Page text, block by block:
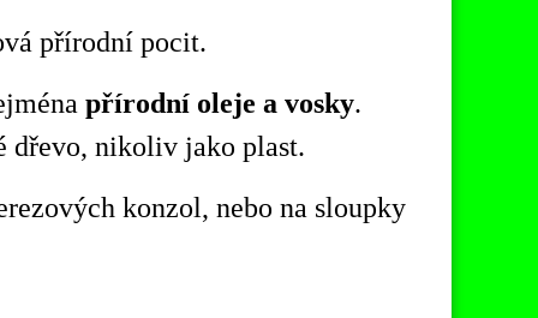
přírodní pocit.
přírodní oleje a vosky.
dřevo, nikoliv jako plast.
konzol, nebo na sloupky